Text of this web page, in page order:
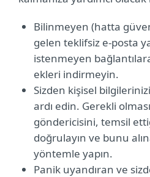
Bilinmeyen (hatta
gelen teklifsiz e-posta
istenmeyen
ekleri indirmeyin.
Sizden kişisel
ardı edin. Gerekli
göndericisini, temsil
doğrulayın ve bunu
yöntemle yapın.
Panik uyandıran ve